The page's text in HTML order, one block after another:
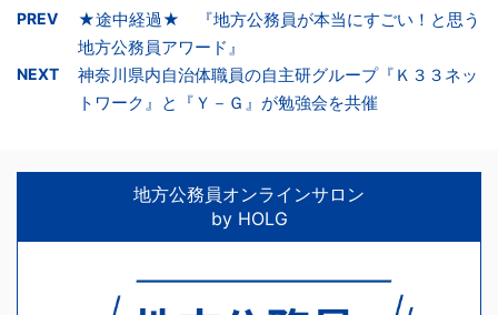
PREV
★途中経過★ 『地方公務員が本当にすごい！と思う
地方公務員アワード』
NEXT
神奈川県内自治体職員の自主研グループ『Ｋ３３ネッ
トワーク』と『Ｙ－Ｇ』が勉強会を共催
地方公務員オンラインサロン
by HOLG